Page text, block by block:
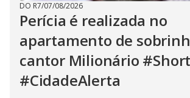
DO R7/07/08/2026
Perícia é realizada no
apartamento de
cantor Milionário
#CidadeAlerta